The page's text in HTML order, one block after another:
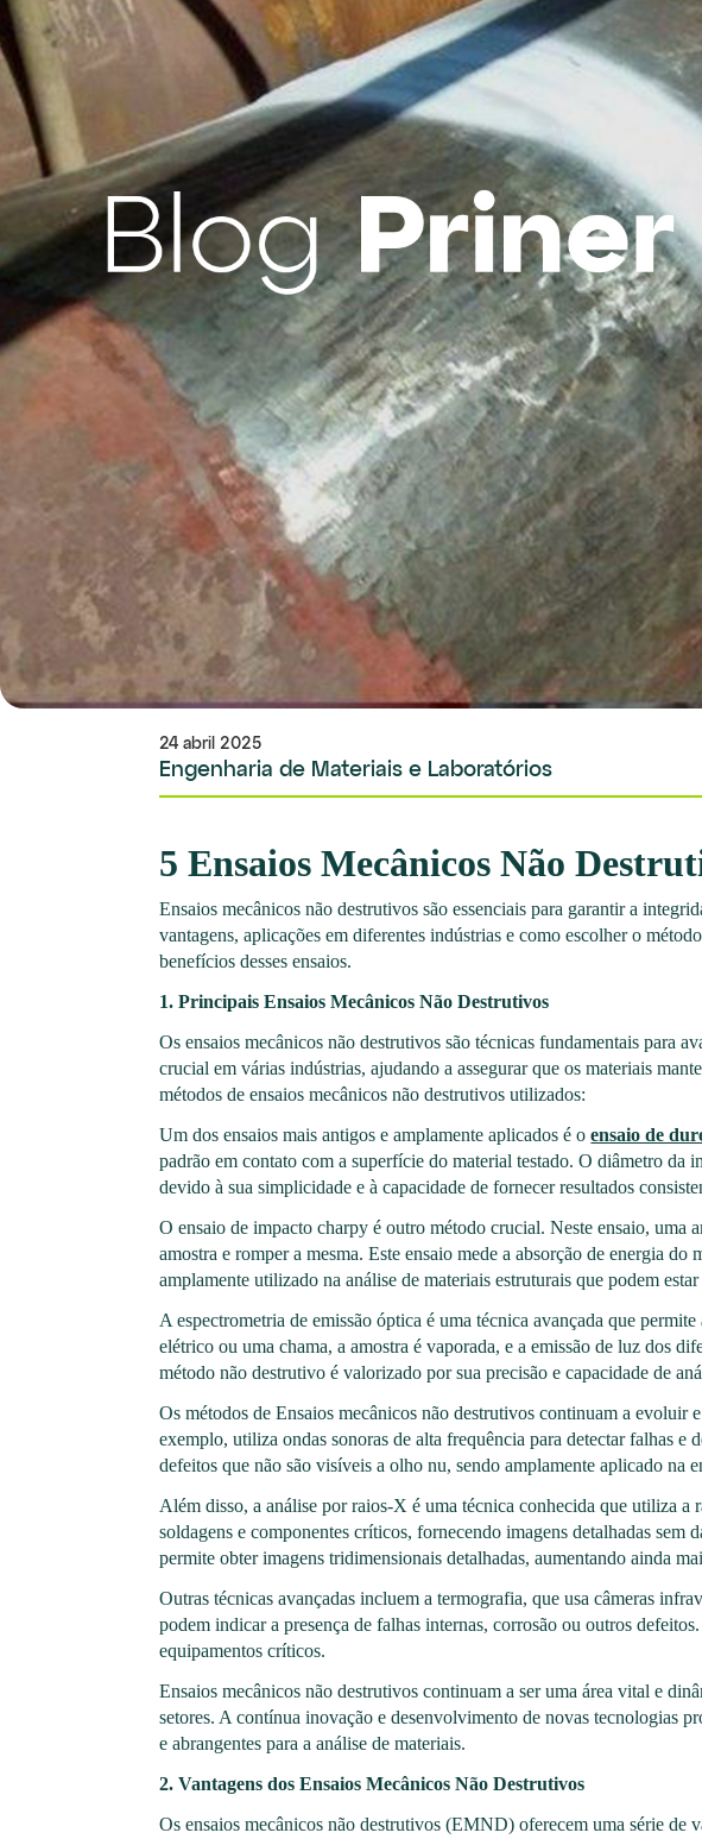
24 abril 2025
Engenharia de Materiais e Laboratórios
5 Ensaios Mecânicos Não
Ensaios mecânicos não destrutivos são essenciais para garantir a
vantagens, aplicações em diferentes indústrias e como escolher o
benefícios desses ensaios.
1. Principais Ensaios Mecânicos Não Destrutivos
Os ensaios mecânicos não destrutivos são técnicas fundamentais para
crucial em várias indústrias, ajudando a assegurar que os materiais
métodos de ensaios mecânicos não destrutivos utilizados:
Um dos ensaios mais antigos e amplamente aplicados é oensaio de
padrão em contato com a superfície do material testado. O diâmetro da
devido à sua simplicidade e à capacidade de fornecer resultados
O ensaio de impacto charpy é outro método crucial. Neste ensaio, uma
amostra e romper a mesma. Este ensaio mede a absorção de energia
amplamente utilizado na análise de materiais estruturais que podem
A espectrometria de emissão óptica é uma técnica avançada que
elétrico ou uma chama, a amostra é vaporada, e a emissão de luz dos
método não destrutivo é valorizado por sua precisão e capacidade de
Os métodos de Ensaios mecânicos não destrutivos continuam a evoluir
exemplo, utiliza ondas sonoras de alta frequência para detectar falhas
defeitos que não são visíveis a olho nu, sendo amplamente aplicado na
Além disso, a análise por raios-X é uma técnica conhecida que utiliza
soldagens e componentes críticos, fornecendo imagens detalhadas
permite obter imagens tridimensionais detalhadas, aumentando ainda
Outras técnicas avançadas incluem a termografia, que usa câmeras
podem indicar a presença de falhas internas, corrosão ou outros
equipamentos críticos.
Ensaios mecânicos não destrutivos continuam a ser uma área vital e
setores. A contínua inovação e desenvolvimento de novas tecnologias
e abrangentes para a análise de materiais.
2. Vantagens dos Ensaios Mecânicos Não Destrutivos
Os ensaios mecânicos não destrutivos (EMND) oferecem uma série de